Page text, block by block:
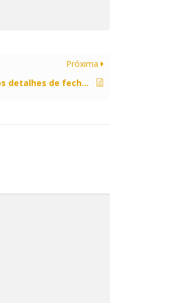
Próxima
Novo Portal Web: Como visualizar os detalhes de fechamento de caixa?